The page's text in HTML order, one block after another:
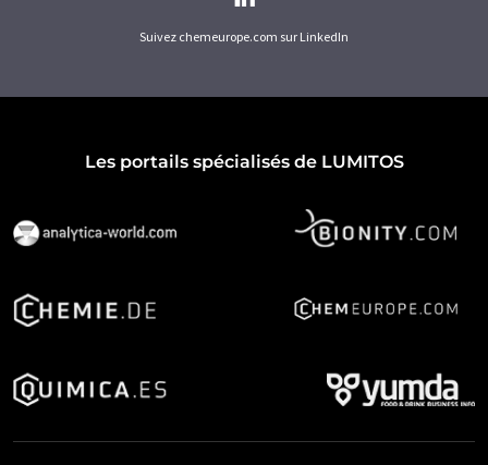
Suivez chemeurope.com sur LinkedIn
Les portails spécialisés de LUMITOS